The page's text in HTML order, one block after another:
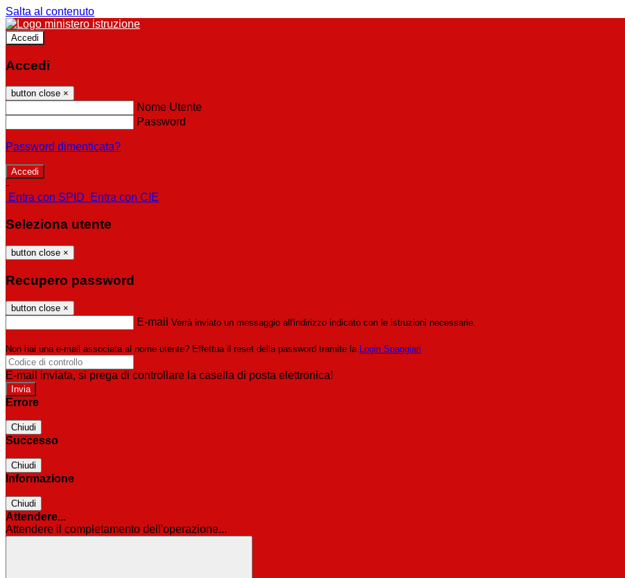
Salta al contenuto
Accedi
Accedi
button close ×
Nome Utente
Password
Password dimenticata?
-
Entra con SPID
Entra con CIE
Seleziona utente
button close ×
Recupero password
button close ×
E-mail Verrà inviato un messaggio all'indirizzo indicato con le istruzioni necessarie.
Non hai una e-mail associata al nome utente? Effettua il reset della password tramite la Login Spaggiari
E-mail inviata, si prega di controllare la casella di posta elettronica!
Errore
Chiudi
Successo
Chiudi
Informazione
Chiudi
Attendere...
Attendere il completamento dell'operazione...